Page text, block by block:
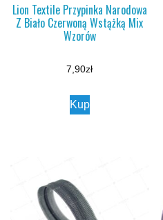
Lion Textile Przypinka Narodowa
Z Biało Czerwoną Wstążką Mix
Wzorów
7,90zł
Kup